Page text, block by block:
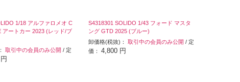
1/18 アルファロメオ C
アートカー 2023 (レッド/ブ
取引中の会員のみ公開 / 定
S4318301 SOLIDO 1/43 フォード マスタ
ング GTD 2025 (ブルー)
卸価格(税抜)： 取引中の会員のみ公開 / 定
価： 4,800 円